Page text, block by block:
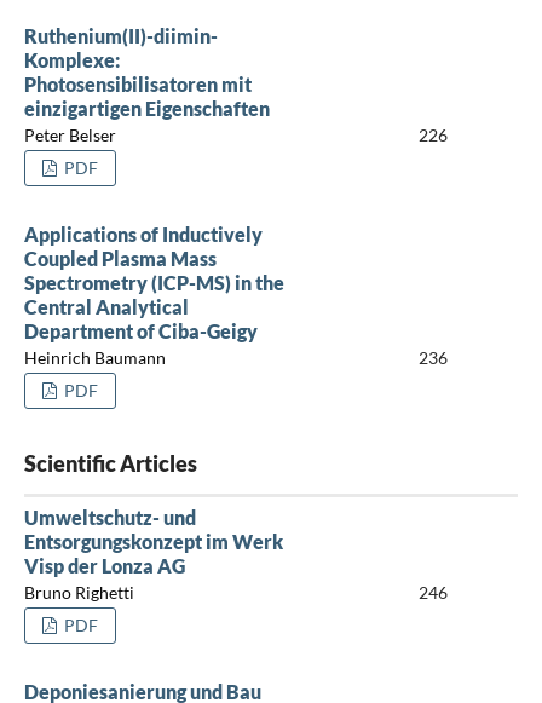
Ruthenium(II)-diimin-
Komplexe:
Photosensibilisatoren mit
einzigartigen Eigenschaften
Peter Belser
226
PDF
Applications of Inductively
Coupled Plasma Mass
Spectrometry (ICP-MS) in the
Central Analytical
Department of Ciba-Geigy
Heinrich Baumann
236
PDF
Scientific Articles
Umweltschutz- und
Entsorgungskonzept im Werk
Visp der Lonza AG
Bruno Righetti
246
PDF
Deponiesanierung und Bau